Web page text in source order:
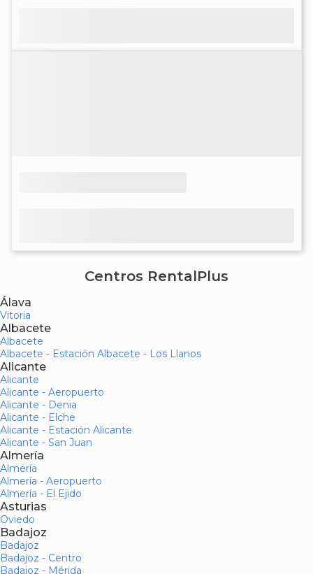
Centros RentalPlus
Álava
Vitoria
Albacete
Albacete
Albacete - Estación Albacete - Los Llanos
Alicante
Alicante
Alicante - Aeropuerto
Alicante - Denia
Alicante - Elche
Alicante - Estación Alicante
Alicante - San Juan
Almería
Almería
Almería - Aeropuerto
Almería - El Ejido
Asturias
Oviedo
Badajoz
Badajoz
Badajoz - Centro
Badajoz - Mérida